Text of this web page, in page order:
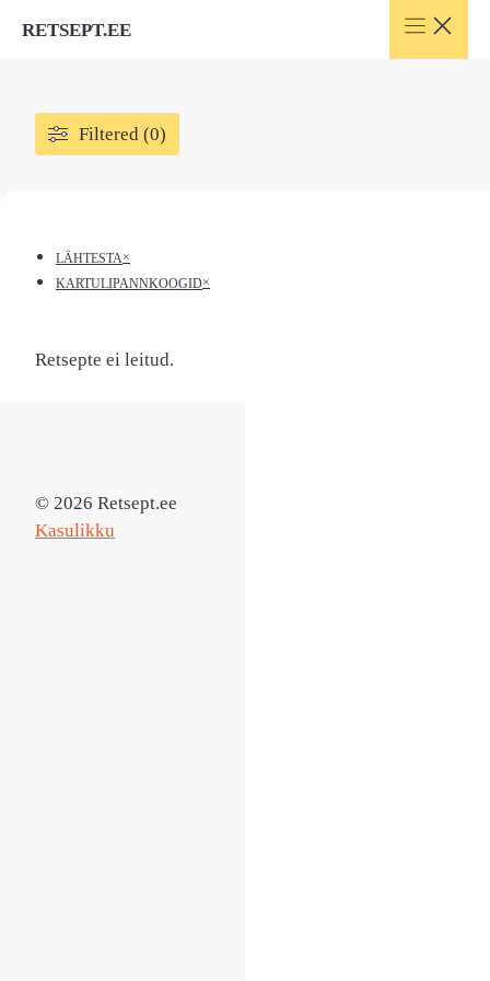
RETSEPT.EE
Filtered (0)
LÄHTESTA×
KARTULIPANNKOOGID×
Retsepte ei leitud.
© 2026 Retsept.ee
Kasulikku